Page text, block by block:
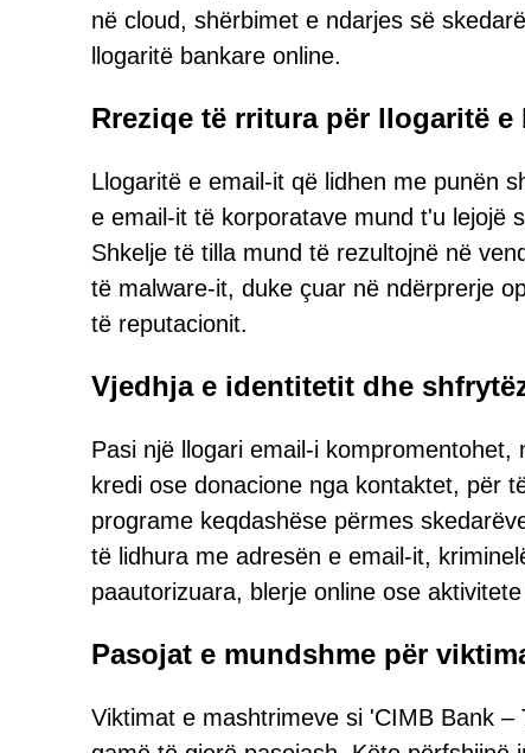
në cloud, shërbimet e ndarjes së
llogaritë bankare online.
Rreziqe të rritura për llogaritë
Llogaritë e email-it që lidhen me punën
e email-it të korporatave mund t'u lejojë
Shkelje të tilla mund të rezultojnë në
të malware-it, duke çuar në ndërprerje
të reputacionit.
Vjedhja e identitetit dhe
Pasi një llogari email-i
kredi ose donacione nga kontaktet, për
programe keqdashëse përmes
të lidhura me adresën e email-it,
paautorizuara, blerje online ose
Pasojat e mundshme për
Viktimat e mashtrimeve si 'CIMB Bank